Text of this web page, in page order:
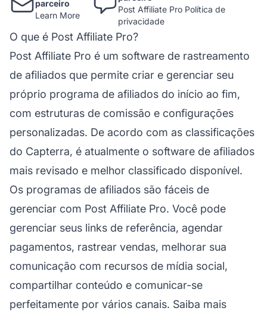
parceiro
Learn More
Post Affiliate Pro Política de
privacidade
O que é Post Affiliate Pro?
Post Affiliate Pro é um software de rastreamento
de afiliados que permite criar e gerenciar seu
próprio programa de afiliados do início ao fim,
com estruturas de comissão e configurações
personalizadas. De acordo com as classificações
do Capterra, é atualmente o software de afiliados
mais revisado e melhor classificado disponível.
Os programas de afiliados são fáceis de
gerenciar com Post Affiliate Pro. Você pode
gerenciar seus links de referência, agendar
pagamentos, rastrear vendas, melhorar sua
comunicação com recursos de mídia social,
compartilhar conteúdo e comunicar-se
perfeitamente por vários canais. Saiba mais